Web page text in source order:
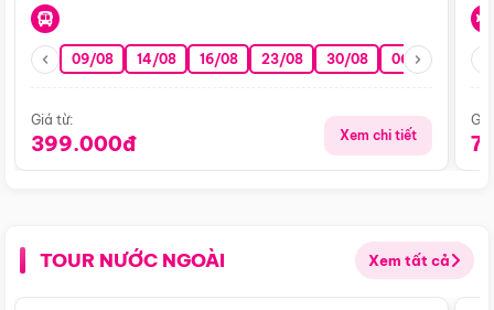
09/08 14/08 16/08 23/08 30/08 06/09 13/09
Giá từ:
399.000đ Xem chi tiết
TOUR NƯỚC NGOÀI Xem tất cả
Điểm nổi bật